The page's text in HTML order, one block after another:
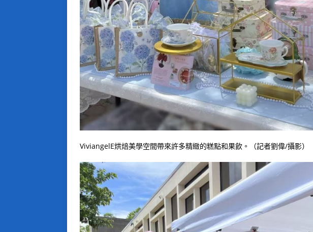
ViviangelE烘焙美學空間帶來許多精緻的糕點和果飲。（記者劉偉/攝影）